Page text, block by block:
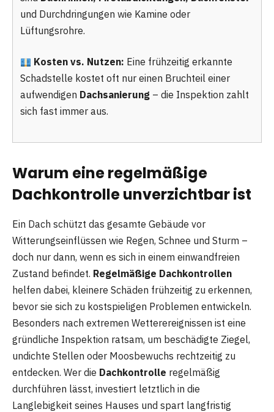
und Durchdringungen wie Kamine oder
Lüftungsrohre.
Kosten vs. Nutzen: Eine frühzeitig erkannte
Schadstelle kostet oft nur einen Bruchteil einer
aufwendigen Dachsanierung – die Inspektion zahlt
sich fast immer aus.
Warum eine regelmäßige
Dachkontrolle unverzichtbar ist
Ein Dach schützt das gesamte Gebäude vor
Witterungseinflüssen wie Regen, Schnee und Sturm –
doch nur dann, wenn es sich in einem einwandfreien
Zustand befindet. Regelmäßige Dachkontrollen
helfen dabei, kleinere Schäden frühzeitig zu erkennen,
bevor sie sich zu kostspieligen Problemen entwickeln.
Besonders nach extremen Wetterereignissen ist eine
gründliche Inspektion ratsam, um beschädigte Ziegel,
undichte Stellen oder Moosbewuchs rechtzeitig zu
entdecken. Wer die Dachkontrolle regelmäßig
durchführen lässt, investiert letztlich in die
Langlebigkeit seines Hauses und spart langfristig